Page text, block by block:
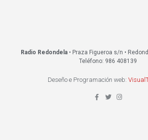
Radio Redondela• Praza Figueroa s/n •
Teléfono: 986 408139
Deseño e Programación web: